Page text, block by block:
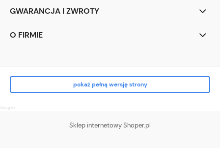
GWARANCJA I ZWROTY
O FIRMIE
pokaż pełną wersję strony
Google+
Sklep internetowy Shoper.pl